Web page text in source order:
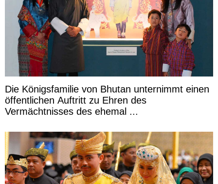
Die Königsfamilie von Bhutan unternimmt einen
öffentlichen Auftritt zu Ehren des
Vermächtnisses des ehemal ...